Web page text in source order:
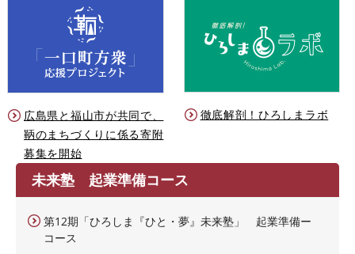
広島県と福山市が共同で、
鞆のまちづくりに係る寄附
募集を開始
徹底解剖！ひろしまラボ
未来塾 起業準備コース
第12期「ひろしま『ひと・夢』未来塾」 起業準備ー
コース